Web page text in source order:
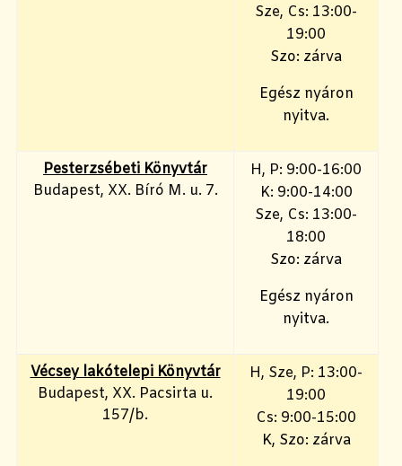
Sze, Cs: 13:00-
19:00
Szo: zárva
Egész nyáron
nyitva.
Pesterzsébeti Könyvtár
Budapest, XX. Bíró M. u. 7.
H, P: 9:00-16:00
K: 9:00-14:00
Sze, Cs: 13:00-
18:00
Szo: zárva
Egész nyáron
nyitva.
Vécsey lakótelepi Könyvtár
Budapest, XX. Pacsirta u.
157/b.
H, Sze, P: 13:00-
19:00
Cs: 9:00-15:00
K, Szo: zárva